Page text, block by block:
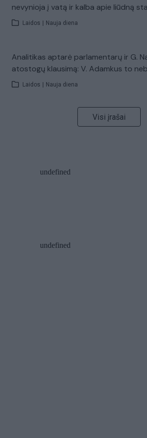
nevynioja į vatą ir kalba apie liūdną
Laidos Nauja diena
Analitikas aptarė parlamentarų ir G.
atostogų klausimą: V. Adamkus to
Laidos Nauja diena
Visi įrašai